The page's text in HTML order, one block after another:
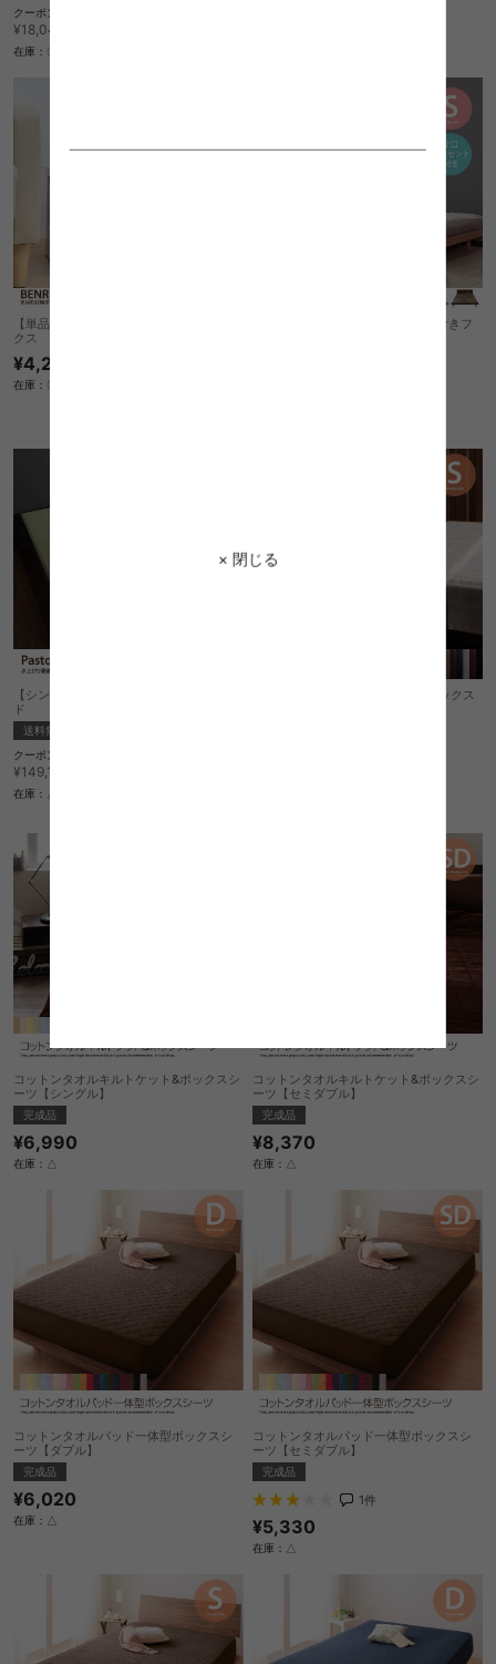
× 閉じる
クーポン利用で
¥18,040→
在庫：〇
【単品:幅41cm】BENRY 多目的収納ボッ
クス
¥4,290
在庫：〇
【シングル】Duranta マットレス付きフ
【シングル】Pasto 小上がり畳連結ベッ
ド
送料無料
クーポン利用で
¥149,130→
在庫：△
ストライプサテンカバーリング ボックス
コットンタオルキルトケット&ボックスシ
ーツ【シングル】
完成品
¥6,990
在庫：△
コットンタオルキルトケット&ボックスシ
ーツ【セミダブル】
完成品
¥8,370
在庫：△
コットンタオルパッド一体型ボックスシ
ーツ【ダブル】
完成品
¥6,020
在庫：△
コットンタオルパッド一体型ボックスシ
ーツ【セミダブル】
完成品
1件
¥5,330
在庫：△